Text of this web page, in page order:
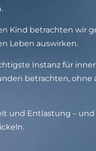
Kind betrachten wir
Leben auswirken.
Instanz für
betrachten,
und Entlastung –